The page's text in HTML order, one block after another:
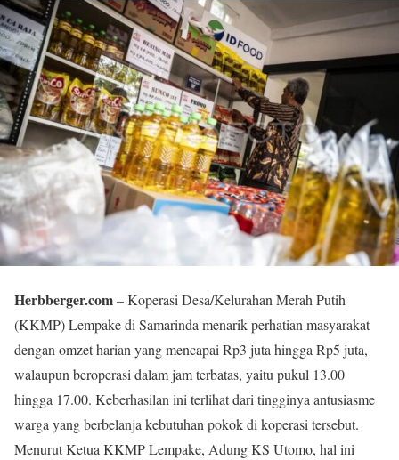
Herbberger.com– Koperasi Desa/Kelurahan Merah Putih
(KKMP) Lempake di Samarinda menarik perhatian masyarakat
dengan omzet harian yang mencapai Rp3 juta hingga Rp5 juta,
walaupun beroperasi dalam jam terbatas, yaitu pukul 13.00
hingga 17.00. Keberhasilan ini terlihat dari tingginya antusiasme
warga yang berbelanja kebutuhan pokok di koperasi tersebut.
Menurut Ketua KKMP Lempake, Adung KS Utomo, hal ini